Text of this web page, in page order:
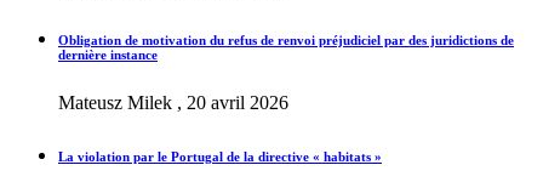
Obligation de motivation du refus de renvoi préjudiciel par des juridictions de
dernière instance
Mateusz Milek , 20 avril 2026
La violation par le Portugal de la directive « habitats »